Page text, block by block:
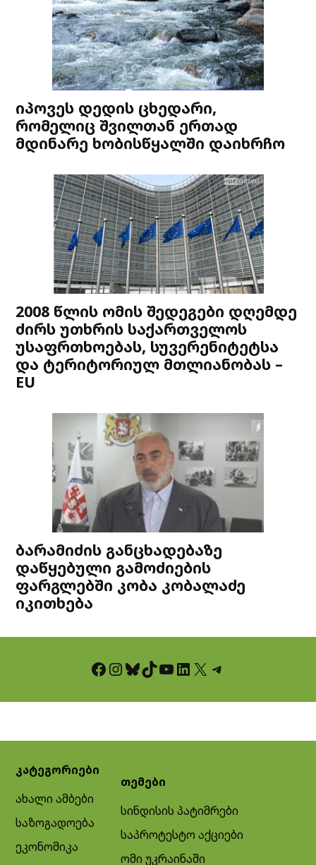
იპოვეს დედის ცხედარი,
რომელიც შვილთან ერთად
მდინარე ხობისწყალში დაიხრჩო
2008 წლის ომის შედეგები დღემდე
ძირს უთხრის საქართველოს
უსაფრთხოებას, სუვერენიტეტსა
და ტერიტორიულ მთლიანობას –
EU
ბარამიძის განცხადებაზე
დაწყებული გამოძიების
ფარგლებში კობა კობალაძე
იკითხება
Facebook InstagramBluesky TikTok YouTube LinkedIn X Telegram
კატეგორიები
ახალი ამბები
საზოგადოება
ეკონომიკა
თემები
სინდისის პატიმრები
საპროტესტო აქციები
ომი უკრაინაში